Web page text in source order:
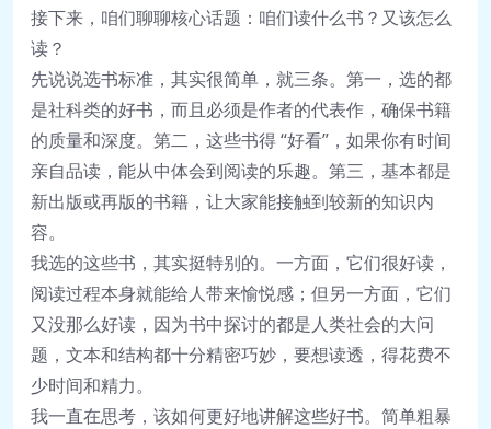
接下来，咱们聊聊核心话题：咱们读什么书？又该怎么
读？
先说说选书标准，其实很简单，就三条。第一，选的都
是社科类的好书，而且必须是作者的代表作，确保书籍
的质量和深度。第二，这些书得 “好看”，如果你有时间
亲自品读，能从中体会到阅读的乐趣。第三，基本都是
新出版或再版的书籍，让大家能接触到较新的知识内
容。
我选的这些书，其实挺特别的。一方面，它们很好读，
阅读过程本身就能给人带来愉悦感；但另一方面，它们
又没那么好读，因为书中探讨的都是人类社会的大问
题，文本和结构都十分精密巧妙，要想读透，得花费不
少时间和精力。
我一直在思考，该如何更好地讲解这些好书。简单粗暴